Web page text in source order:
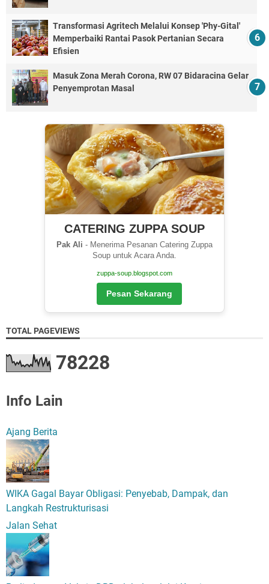
Transformasi Agritech Melalui Konsep 'Phy-Gital'
Memperbaiki Rantai Pasok Pertanian Secara
Efisien
Masuk Zona Merah Corona, RW 07 Bidaracina Gelar
Penyemprotan Masal
CATERING ZUPPA SOUP
Pak Ali - Menerima Pesanan Catering Zuppa
Soup untuk Acara Anda.
zuppa-soup.blogspot.com
Pesan Sekarang
TOTAL PAGEVIEWS
78228
Info Lain
Ajang Berita
WIKA Gagal Bayar Obligasi: Penyebab, Dampak, dan
Langkah Restrukturisasi
Jalan Sehat